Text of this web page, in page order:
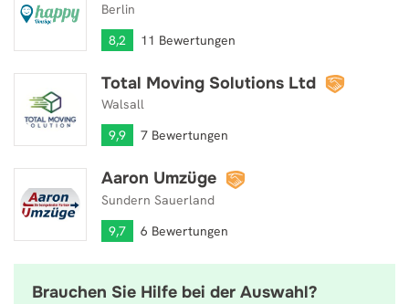
Berlin
8,2
11 Bewertungen
Total Moving Solutions Ltd
Walsall
9,9
7 Bewertungen
Total Moving Solutions Ltd
Aaron Umzüge
Sundern Sauerland
9,7
6 Bewertungen
Aaron Umzüge
Brauchen Sie Hilfe bei der Auswahl?